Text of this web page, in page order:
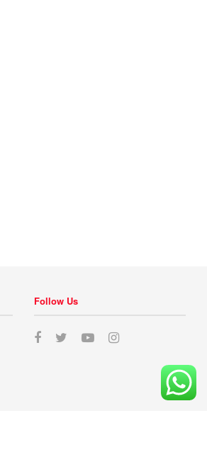
Follow Us